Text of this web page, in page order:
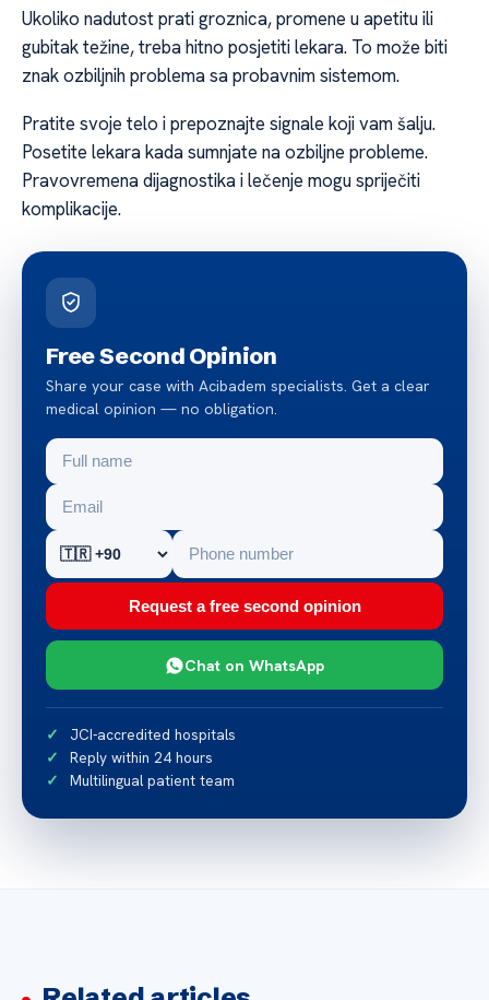
Ukoliko nadutost prati groznica, promene u apetitu ili
gubitak težine, treba hitno posjetiti lekara. To može biti
znak ozbiljnih problema sa probavnim sistemom.
Pratite svoje telo i prepoznajte signale koji vam šalju.
Posetite lekara kada sumnjate na ozbiljne probleme.
Pravovremena dijagnostika i lečenje mogu spriječiti
komplikacije.
Free Second Opinion
Share your case with Acibadem specialists. Get a clear
medical opinion — no obligation.
Request a free second opinion
Chat on WhatsApp
JCI-accredited hospitals
Reply within 24 hours
Multilingual patient team